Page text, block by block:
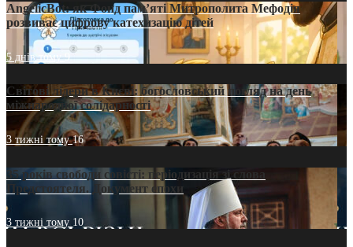
AngelicBot: як Фонд пам’яті Митрополита Мефодія
розвиває цифрову катехизацію дітей
5 днів тому9
Світові лідери в Києві: богословський погляд на день
міжнародної солідарності
3 тижні тому16
35 років свободи совісті: періодизація зі слова
Предстоятеля. Документ епохи
3 тижні тому 10